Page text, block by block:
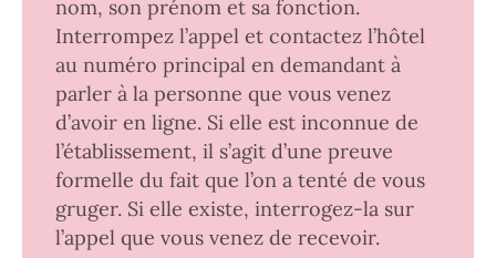
nom, son prénom et sa fonction.
Interrompez l’appel et contactez l’hôtel
au numéro principal en demandant à
parler à la personne que vous venez
d’avoir en ligne. Si elle est inconnue de
l’établissement, il s’agit d’une preuve
formelle du fait que l’on a tenté de vous
gruger. Si elle existe, interrogez-la sur
l’appel que vous venez de recevoir.